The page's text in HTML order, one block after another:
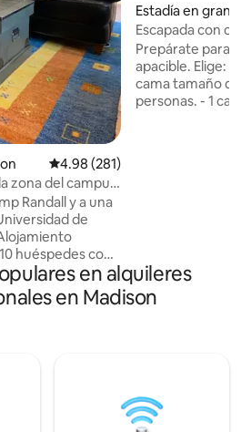
Calificación promedio: 4.98 de
4.98 (281)
zona del campus
de UW
Randall y a una
de
huéspedes con
varias
y
reunirse.
y estancias en
que, durante los
el anfitrión
Estadía en granja
dge
Escapada con
Prepárate para
apacible. Elige: - 1
cama tamaño
personas. - 1
solo 25 minutos
permite montar a
propietarios
en alquileres
en Madison